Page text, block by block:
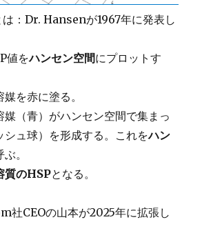
は：Dr. Hansenが1967年に発表し
値をハンセン空間にプロットす
を赤に塗る。
媒（青）がハンセン空間で集まっ
シュ球）を形成する。これをハン
。
質のHSPとなる。
社CEOの山本が2025年に拡張し